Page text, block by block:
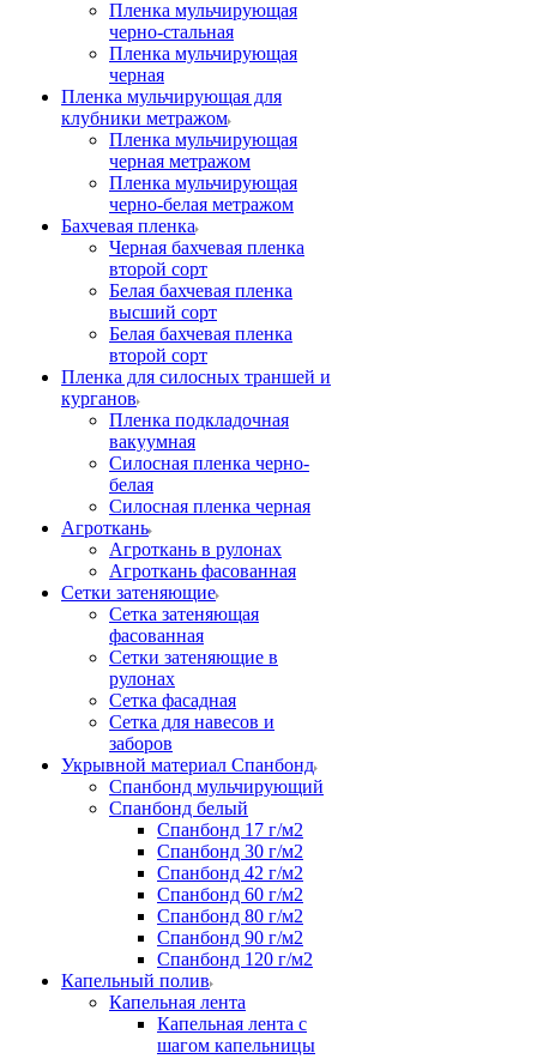
Пленка мульчирующая
черно-стальная
Пленка мульчирующая
черная
Пленка мульчирующая для
клубники метражом
Пленка мульчирующая
черная метражом
Пленка мульчирующая
черно-белая метражом
Бахчевая пленка
Черная бахчевая пленка
второй сорт
Белая бахчевая пленка
высший сорт
Белая бахчевая пленка
второй сорт
Пленка для силосных траншей и
курганов
Пленка подкладочная
вакуумная
Силосная пленка черно-
белая
Силосная пленка черная
Агроткань
Агроткань в рулонах
Агроткань фасованная
Сетки затеняющие
Сетка затеняющая
фасованная
Сетки затеняющие в
рулонах
Сетка фасадная
Сетка для навесов и
заборов
Укрывной материал Спанбонд
Спанбонд мульчирующий
Спанбонд белый
Спанбонд 17 г/м2
Спанбонд 30 г/м2
Спанбонд 42 г/м2
Спанбонд 60 г/м2
Спанбонд 80 г/м2
Спанбонд 90 г/м2
Спанбонд 120 г/м2
Капельный полив
Капельная лента
Капельная лента с
шагом капельницы